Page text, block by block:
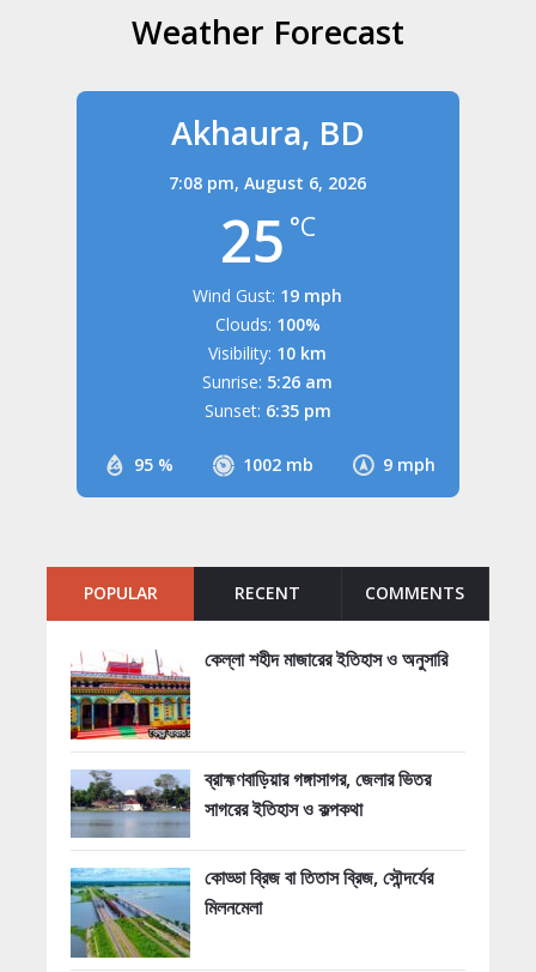
Weather Forecast
Akhaura, BD
7:08 pm,August 6, 2026
25 °C
95 % 1002 mb 9 mph
Wind Gust: 19 mph
Clouds: 100%
Visibility: 10 km
Sunrise: 5:26 am
Sunset: 6:35 pm
POPULAR RECENT COMMENTS
কেল্লা শহীদ মাজারের ইতিহাস ও অনুসারি
ব্রাহ্মণবাড়িয়ার গঙ্গাসাগর, জেলার ভিতর
সাগরের ইতিহাস ও কল্পকথা
কোড্ডা ব্রিজ বা তিতাস ব্রিজ, সৌন্দর্যের
মিলনমেলা